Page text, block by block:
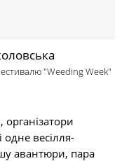
"Weeding Week"
одне весілля-
авантюри, пара